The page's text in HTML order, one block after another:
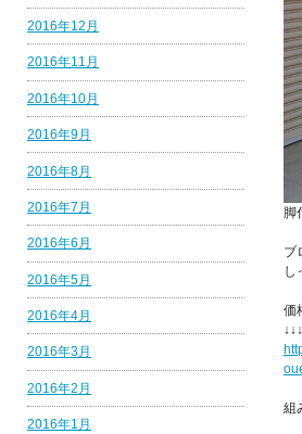
脚
ブ
し
価
↓↓↓
組
2016年12月
2016年11月
2016年10月
2016年9月
2016年8月
2016年7月
2016年6月
2016年5月
2016年4月
2016年3月
2016年2月
2016年1月